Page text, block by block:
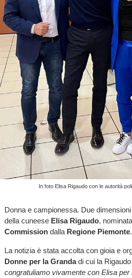
In foto Elisa Rigaudo con le autorità
Donna e campionessa. Due
della cuneese Elisa Rigaudo,
Commissiondalla Regione Piemonte.
La notizia è stata accolta con gioia e
Donne per la Grandadi cui la Rigaudo
congratuliamo vivamente con Elisa